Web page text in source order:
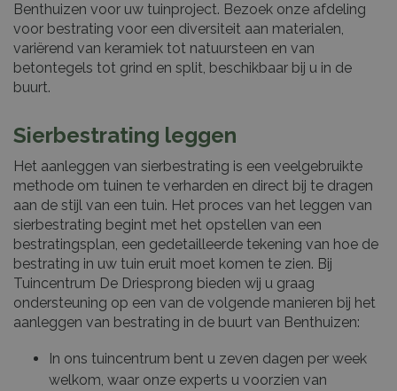
Benthuizen voor uw tuinproject. Bezoek onze afdeling
voor bestrating voor een diversiteit aan materialen,
variërend van keramiek tot natuursteen en van
betontegels tot grind en split, beschikbaar bij u in de
buurt.
Sierbestrating leggen
Het aanleggen van sierbestrating is een veelgebruikte
methode om tuinen te verharden en direct bij te dragen
aan de stijl van een tuin. Het proces van het leggen van
sierbestrating begint met het opstellen van een
bestratingsplan, een gedetailleerde tekening van hoe de
bestrating in uw tuin eruit moet komen te zien. Bij
Tuincentrum De Driesprong bieden wij u graag
ondersteuning op een van de volgende manieren bij het
aanleggen van bestrating in de buurt van Benthuizen:
In ons tuincentrum bent u zeven dagen per week
welkom, waar onze experts u voorzien van